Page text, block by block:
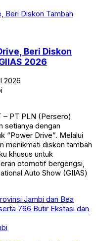
2026
setianya dengan
Drive”. Melalui
diskon tambah
khusus untuk
otomotif bergengsi,
Auto Show (GIIAS)